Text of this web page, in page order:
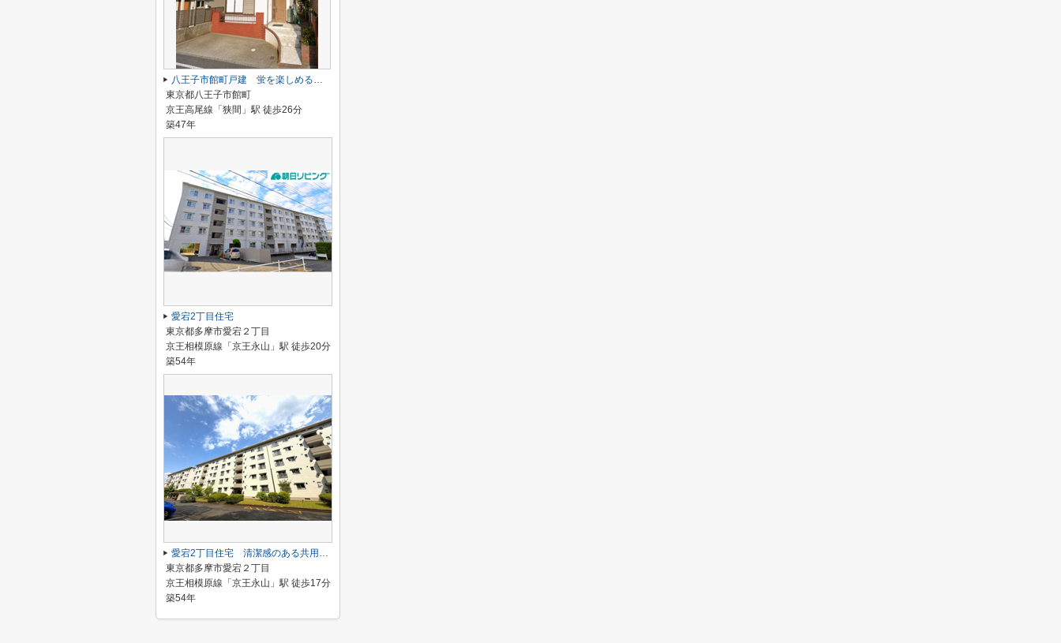
八王子市館町戸建 蛍を楽しめる自然豊かな幻想的エリア！
東京都八王子市館町
京王高尾線「狭間」駅 徒歩26分
築47年
愛宕2丁目住宅
東京都多摩市愛宕２丁目
京王相模原線「京王永山」駅 徒歩20分
築54年
愛宕2丁目住宅 清潔感のある共用部分！管理体制良好！
東京都多摩市愛宕２丁目
京王相模原線「京王永山」駅 徒歩17分
築54年